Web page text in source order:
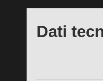
Dati